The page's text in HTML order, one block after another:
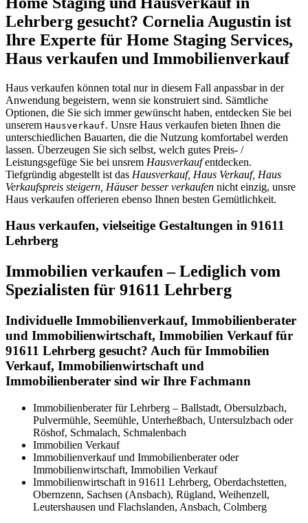
Lehrberg gesucht? Cornelia Augustin ist
Ihre Experte für Home Staging Services,
Haus verkaufen und Immobilienverkauf
Haus verkaufen können total nur in diesem Fall anpassbar in der
Anwendung begeistern, wenn sie konstruiert sind. Sämtliche
Optionen, die Sie sich immer gewünscht haben, entdecken Sie bei
unserem Hausverkauf. Unsre Haus verkaufen bieten Ihnen die
unterschiedlichen Bauarten, die die Nutzung komfortabel werden
lassen. Überzeugen Sie sich selbst, welch gutes Preis- /
Leistungsgefüge Sie bei unsrem Hausverkaufentdecken.
Tiefgründig abgestellt ist das Hausverkauf, Haus Verkauf, Haus
Verkaufspreis steigern, Häuser besser verkaufen nicht einzig, unsre
Haus verkaufen offerieren ebenso Ihnen besten Gemütlichkeit.
Haus verkaufen, vielseitige Gestaltungen in 91611
Lehrberg
Immobilien verkaufen – Lediglich vom
Spezialisten für 91611 Lehrberg
Individuelle Immobilienverkauf, Immobilienberater
und Immobilienwirtschaft, Immobilien Verkauf für
91611 Lehrberg gesucht? Auch für Immobilien
Verkauf, Immobilienwirtschaft und
Immobilienberater sind wir Ihre Fachmann
Immobilienberater für Lehrberg – Ballstadt, Obersulzbach,
Pulvermühle, Seemühle, Unterheßbach, Untersulzbach oder
Röshof, Schmalach, Schmalenbach
Immobilien Verkauf
Immobilienverkauf und Immobilienberater oder
Immobilienwirtschaft, Immobilien Verkauf
Immobilienwirtschaft in 91611 Lehrberg, Oberdachstetten,
Obernzenn, Sachsen (Ansbach), Rügland, Weihenzell,
Leutershausen und Flachslanden, Ansbach, Colmberg